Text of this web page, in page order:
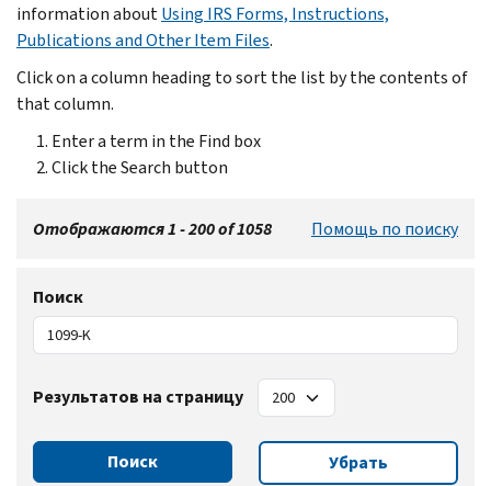
information aboutUsing IRS Forms, Instructions,
Publications and Other Item Files.
Click on a column heading to sort the list by the contents of
that column.
Enter a term in the Find box
Click the Search button
Отображаются 1 - 200 of 1058 Помощь по поиску
Поиск
Результатов на страницу
Поиск Убрать